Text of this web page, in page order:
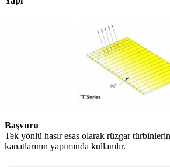
Başvuru
Tek yönlü hasır esas olarak rüzgar
kanatlarının yapımında kullanılır.